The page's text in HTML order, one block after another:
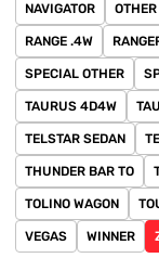
NAVIGATOR OTHER
RANGE .4W
SPECIAL OTHER
TAURUS 4D4W
TELSTAR SEDAN
THUNDER BAR TO
TOLINO WAGON
VEGAS WINNER